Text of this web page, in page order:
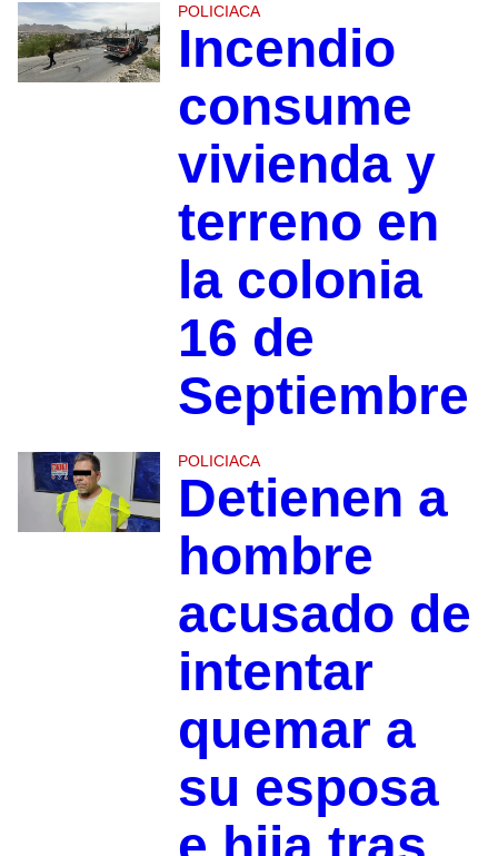
POLICIACA
Incendio
consume
vivienda y
terreno en
la colonia
16 de
Septiembre
POLICIACA
Detienen a
hombre
acusado de
intentar
quemar a
su esposa